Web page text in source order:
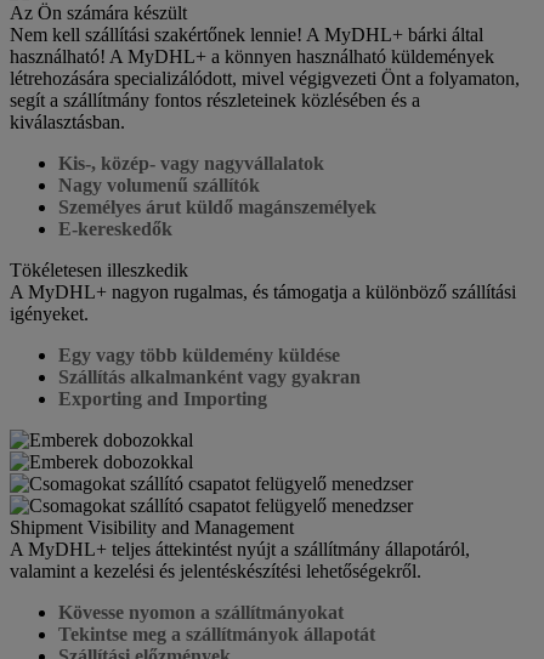
Az Ön számára készült
Nem kell szállítási szakértőnek lennie! A MyDHL+ bárki által
használható! A MyDHL+ a könnyen használható küldemények
létrehozására specializálódott, mivel végigvezeti Önt a folyamaton,
segít a szállítmány fontos részleteinek közlésében és a
kiválasztásban.
Kis-, közép- vagy nagyvállalatok
Nagy volumenű szállítók
Személyes árut küldő magánszemélyek
E-kereskedők
Tökéletesen illeszkedik
A MyDHL+ nagyon rugalmas, és támogatja a különböző szállítási
igényeket.
Egy vagy több küldemény küldése
Szállítás alkalmanként vagy gyakran
Exporting and Importing
Shipment Visibility and Management
A MyDHL+ teljes áttekintést nyújt a szállítmány állapotáról,
valamint a kezelési és jelentéskészítési lehetőségekről.
Kövesse nyomon a szállítmányokat
Tekintse meg a szállítmányok állapotát